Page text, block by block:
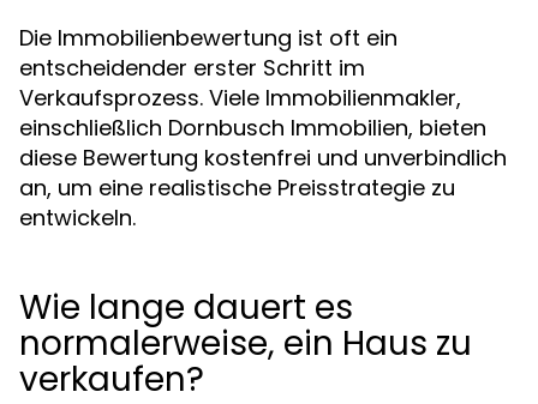
Die Immobilienbewertung ist oft ein
entscheidender erster Schritt im
Verkaufsprozess. Viele Immobilienmakler,
einschließlich Dornbusch Immobilien, bieten
diese Bewertung kostenfrei und unverbindlich
an, um eine realistische Preisstrategie zu
entwickeln.
Wie lange dauert es
normalerweise, ein Haus zu
verkaufen?